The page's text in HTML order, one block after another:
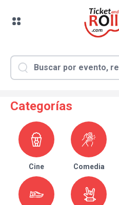
Categorías
Cine Comedia